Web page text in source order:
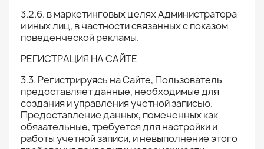
3.2.6. в маркетинговых целях Администратора
и иных лиц, в частности связанных с показом
поведенческой рекламы.
РЕГИСТРАЦИЯ НА САЙТЕ
3.3. Регистрируясь на Сайте, Пользователь
предоставляет данные, необходимые для
создания и управления учетной записью.
Предоставление данных, помеченных как
обязательные, требуется для настройки и
работы учетной записи, и невыполнение этого